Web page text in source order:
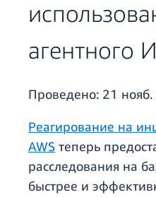
агентного
Проведено: 21 нояб.
Реагирование на
AWS теперь
расследования на
быстрее и